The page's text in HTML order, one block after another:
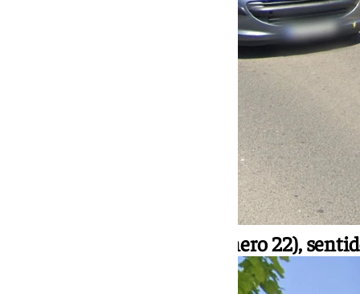
Avenida Lope de Vega (número 22),